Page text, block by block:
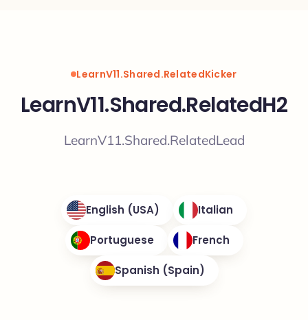
LearnV11.Shared.RelatedKicker
LearnV11.Shared.RelatedH2
LearnV11.Shared.RelatedLead
English (USA) Italian
Portuguese French
Spanish (Spain)